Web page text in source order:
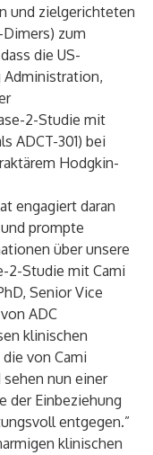
und zielgerichteten
zum
die US-
Administration,
2-Studie mit
ADCT-301) bei
Hodgkin-
engagiert daran
prompte
über unsere
2-Studie mit Cami
Senior Vice
ADC
klinischen
von Cami
nun einer
der Einbeziehung
entgegen.”
klinischen